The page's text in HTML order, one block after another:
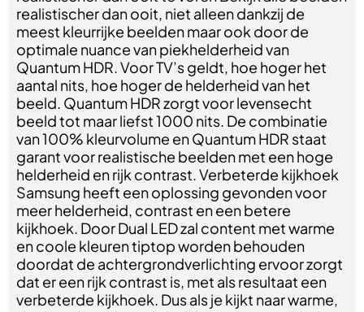
realistischer dan ooit, niet alleen dankzij de
meest kleurrijke beelden maar ook door de
optimale nuance van piekhelderheid van
Quantum HDR. Voor TV’s geldt, hoe hoger het
aantal nits, hoe hoger de helderheid van het
beeld. Quantum HDR zorgt voor levensecht
beeld tot maar liefst 1000 nits. De combinatie
van 100% kleurvolume en Quantum HDR staat
garant voor realistische beelden met een hoge
helderheid en rijk contrast. Verbeterde kijkhoek
Samsung heeft een oplossing gevonden voor
meer helderheid, contrast en een betere
kijkhoek. Door Dual LED zal content met warme
en coole kleuren tiptop worden behouden
doordat de achtergrondverlichting ervoor zorgt
dat er een rijk contrast is, met als resultaat een
verbeterde kijkhoek. Dus als je kijkt naar warme,